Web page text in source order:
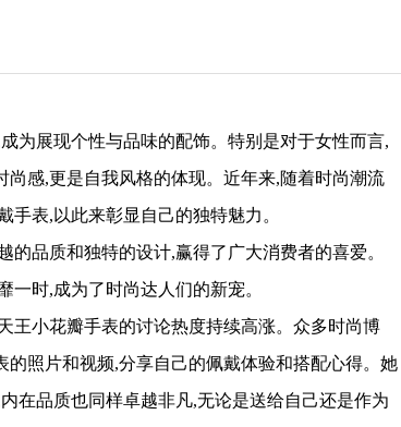
为展现个性与品味的配饰。特别是对于女性而言,
感,更是自我风格的体现。近年来,随着时尚潮流
手表,以此来彰显自己的独特魅力。
的品质和独特的设计,赢得了广大消费者的喜爱。
一时,成为了时尚达人们的新宠。
王小花瓣手表的讨论热度持续高涨。众多时尚博
照片和视频,分享自己的佩戴体验和搭配心得。她
在品质也同样卓越非凡,无论是送给自己还是作为